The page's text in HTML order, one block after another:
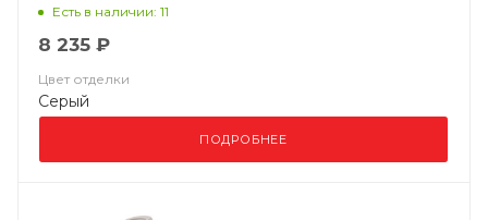
Есть в наличии: 11
8 235 ₽
Цвет отделки
Серый
ПОДРОБНЕЕ